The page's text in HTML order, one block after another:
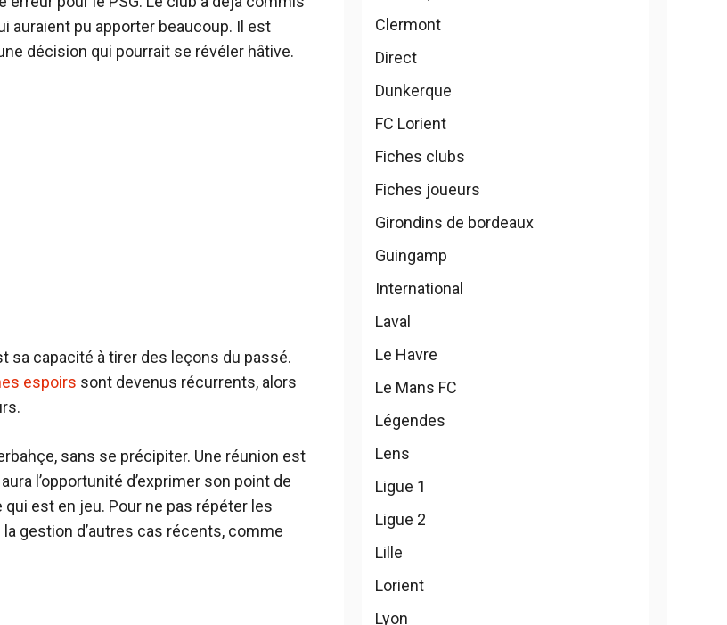
auraient pu apporter beaucoup. Il est
décision qui pourrait se révéler hâtive.
sa capacité à tirer des leçons du passé.
espoirs sont devenus récurrents, alors
sans se précipiter. Une réunion est
l’opportunité d’exprimer son point de
est en jeu. Pour ne pas répéter les
gestion d’autres cas récents, comme
Clermont
Direct
Dunkerque
FC Lorient
Fiches clubs
Fiches joueurs
Girondins de bordeaux
Guingamp
International
Laval
Le Havre
Le Mans FC
Légendes
Lens
Ligue 1
Ligue 2
Lille
Lorient
Lyon